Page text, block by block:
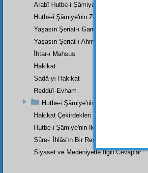
Arabî Hutbe-i Şâmiye'nin Zeylinin Kısa
Hutbe-i Şâmiye'nin Zeylinin Zeyli
Yaşasın Şeriat-ı Garrâ
Yaşasın Şeriat-ı Ahmedî (a.s.m.)
İhtar-ı Mahsus
Hakikat
Sadâ-yı Hakikat
Reddü'l-Evham
Hutbe-i Şâmiye'nin Birinci Zeylinin
Hakikat Çekirdekleri
Hutbe-i Şâmiye'nin İkinci Zeylinin İkinci
Sûre-i İhlâs'ın Bir Remzi
Siyaset ve Medeniyetle İlgili Cevaplar